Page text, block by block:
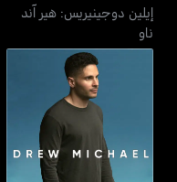
إيلين دوجينيريس: هير آند
ناو
درو مايكل